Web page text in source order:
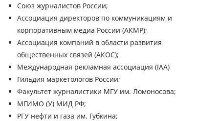
Союз журналистов России;
Ассоциация директоров по коммуникациям и
корпоративным медиа России (АКМР);
Ассоциация компаний в области развития
общественных связей (АКОС);
Международная рекламная ассоциация (IAA)
Гильдия маркетологов России;
Факультет журналистики МГУ им. Ломоносова;
МГИМО (У) МИД РФ;
РГУ нефти и газа им. Губкина;